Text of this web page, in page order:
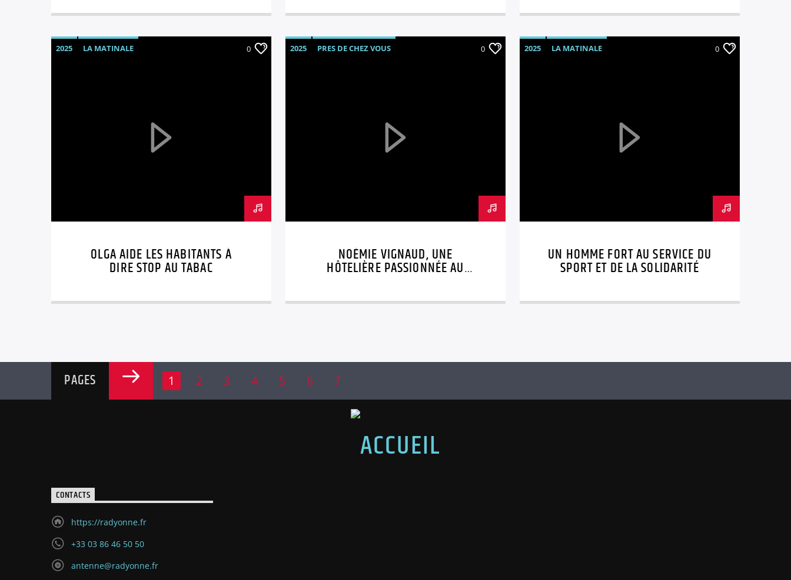
2025 LA MATINALE 0
OLGA AIDE LES HABITANTS À
DIRE STOP AU TABAC
2025 PRES DE CHEZ VOUS 0
NOÉMIE VIGNAUD, UNE
HÔTELIÈRE PASSIONNÉE AU
2025 LA MATINALE 0
UN HOMME FORT AU SERVICE DU
SPORT ET DE LA SOLIDARITÉ
PAGES 1 2 3 4 5 6 7
CONTACTS
https://radyonne.fr
+33 03 86 46 50 50
antenne@radyonne.fr